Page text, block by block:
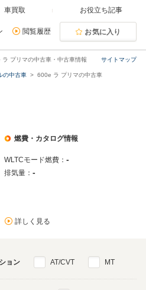
車買取 お役立ち記事
閲覧履歴 お気に入り
サイトマップ
ラ プリマの中古車・中古車情報
の中古車 600e ラ プリマの中古車
燃費・カタログ情報
WLTCモード燃費： -
排気量： -
詳しく見る
ョン AT/CVT MT